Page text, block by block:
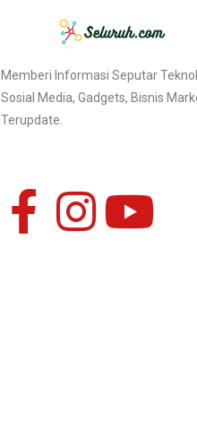
Memberi Informasi Seputar
Sosial Media, Gadgets, Bisnis
Terupdate.